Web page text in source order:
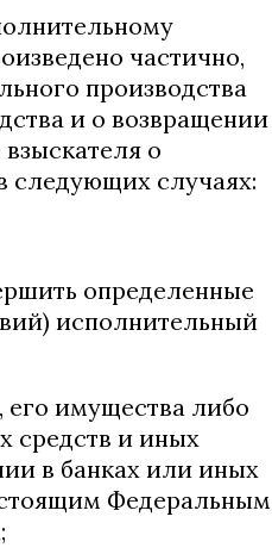
частично,
производства
и о возвращении
о
следующих случаях:
определенные
исполнительный
имущества либо
средств и иных
в банках или иных
Федеральным